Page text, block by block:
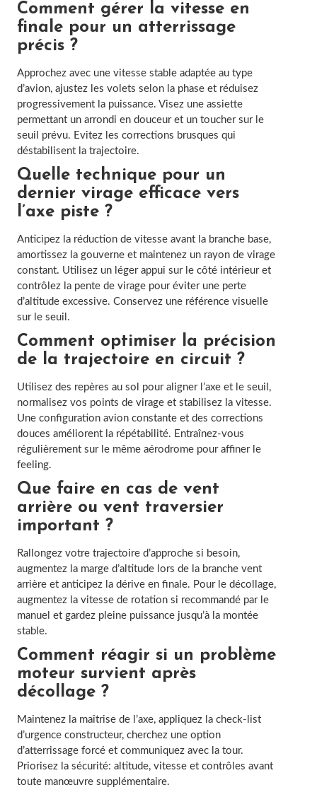
Comment gérer la vitesse en
finale pour un atterrissage
précis ?
Approchez avec une vitesse stable adaptée au type
d’avion, ajustez les volets selon la phase et réduisez
progressivement la puissance. Visez une assiette
permettant un arrondi en douceur et un toucher sur le
seuil prévu. Evitez les corrections brusques qui
déstabilisent la trajectoire.
Quelle technique pour un
dernier virage efficace vers
l’axe piste ?
Anticipez la réduction de vitesse avant la branche base,
amortissez la gouverne et maintenez un rayon de virage
constant. Utilisez un léger appui sur le côté intérieur et
contrôlez la pente de virage pour éviter une perte
d’altitude excessive. Conservez une référence visuelle
sur le seuil.
Comment optimiser la précision
de la trajectoire en circuit ?
Utilisez des repères au sol pour aligner l’axe et le seuil,
normalisez vos points de virage et stabilisez la vitesse.
Une configuration avion constante et des corrections
douces améliorent la répétabilité. Entraînez-vous
régulièrement sur le même aérodrome pour affiner le
feeling.
Que faire en cas de vent
arrière ou vent traversier
important ?
Rallongez votre trajectoire d’approche si besoin,
augmentez la marge d’altitude lors de la branche vent
arrière et anticipez la dérive en finale. Pour le décollage,
augmentez la vitesse de rotation si recommandé par le
manuel et gardez pleine puissance jusqu’à la montée
stable.
Comment réagir si un problème
moteur survient après
décollage ?
Maintenez la maîtrise de l’axe, appliquez la check-list
d’urgence constructeur, cherchez une option
d’atterrissage forcé et communiquez avec la tour.
Priorisez la sécurité: altitude, vitesse et contrôles avant
toute manœuvre supplémentaire.